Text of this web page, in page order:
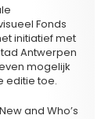
Fonds
initiatief met
Antwerpen
mogelijk
editie toe.
and Who’s